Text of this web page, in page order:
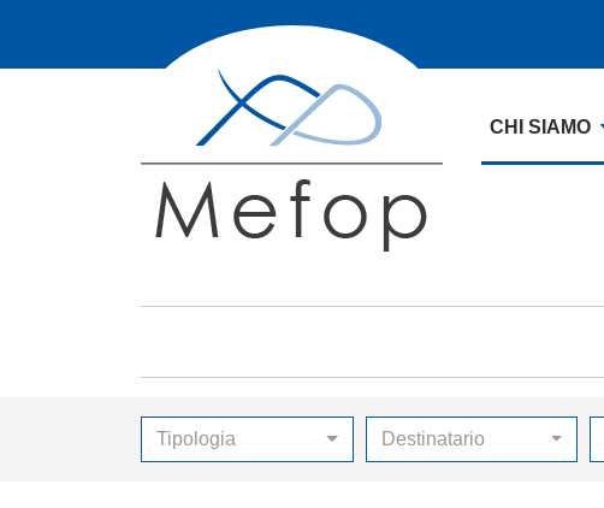
CHI SIAMO
Tipologia Destinatario